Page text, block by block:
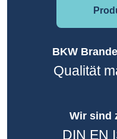
BKW
Qualität
Wir sind
DIN EN